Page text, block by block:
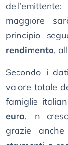
maggiore
principio
rendimento,
Secondo i
valore totale
famiglie
euro, in
grazie